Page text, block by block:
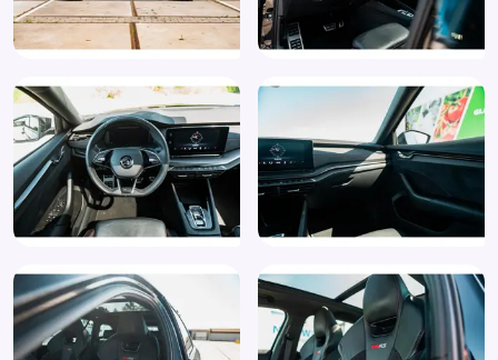
Parkeersensor voor
Passagiersstoel in hoogte verstelbaar
Radio
Regensensor
Rijstrooksensor
Ruitensproeiers verwarmbaar
Sfeerverlichting
Spiegel-pakket
Sportonderstel